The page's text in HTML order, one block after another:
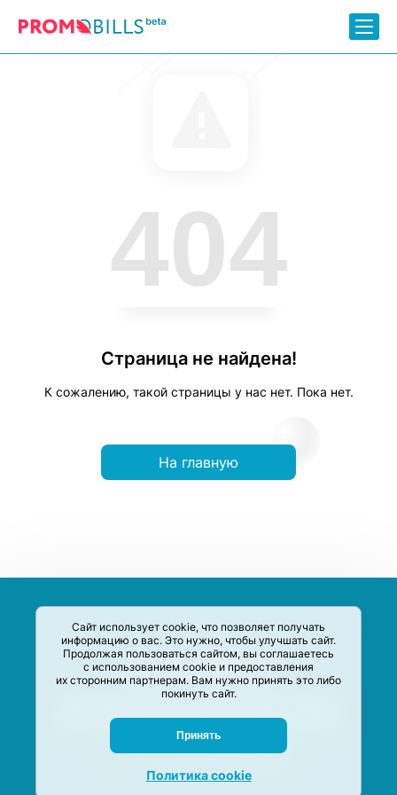
Сайт использует cookie, что позволяет получать
информацию о вас. Это нужно, чтобы улучшать сайт.
Продолжая пользоваться сайтом, вы соглашаетесь
с использованием cookie и предоставления
их сторонним партнерам. Вам нужно принять это либо
покинуть сайт.
Принять
Политика cookie
404
Страница не найдена!
К сожалению, такой страницы у нас нет. Пока нет.
На главную
систематизации акций и скидок на товары и услуги в РФ
Задать вопрос
© M-Social production 2020 –2026